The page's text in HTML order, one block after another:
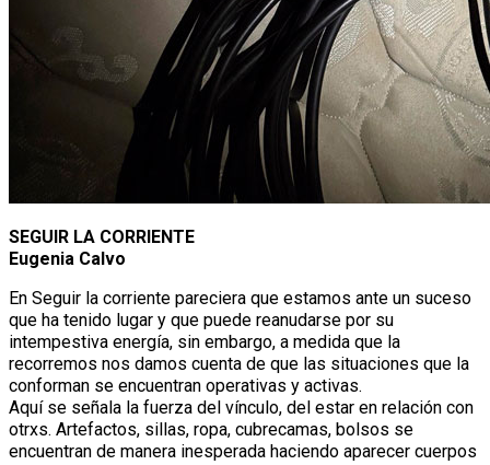
SEGUIR LA CORRIENTE
Eugenia Calvo
En Seguir la corriente pareciera que estamos ante un suceso
que ha tenido lugar y que puede reanudarse por su
intempestiva energía, sin embargo, a medida que la
recorremos nos damos cuenta de que las situaciones que la
conforman se encuentran operativas y activas.
Aquí se señala la fuerza del vínculo, del estar en relación con
otrxs. Artefactos, sillas, ropa, cubrecamas, bolsos se
encuentran de manera inesperada haciendo aparecer cuerpos